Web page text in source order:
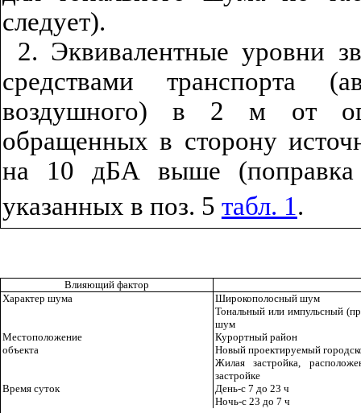
следует).
2. Эквивалентные уровни
средствами транспорта
воздушного) в 2 м от
обращенных в сторону
на 10 дБА выше
указанных в поз. 5 табл. 1.
Влияющий фактор
Характер шума
Широкополосный шум
Тональный или импульсный
шум
Местоположение
Курортный район
объекта
Новый проектируемый
Жилая застройка,
застройке
Время суток
День-с 7 до 23 ч
Ночь-с 23 до 7 ч